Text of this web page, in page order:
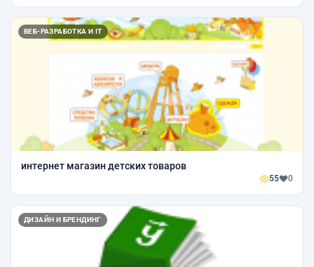
ВЕБ-РАЗРАБОТКА И IT
интернет магазин детских товаров
55 0
ДИЗАЙН И БРЕНДИНГ